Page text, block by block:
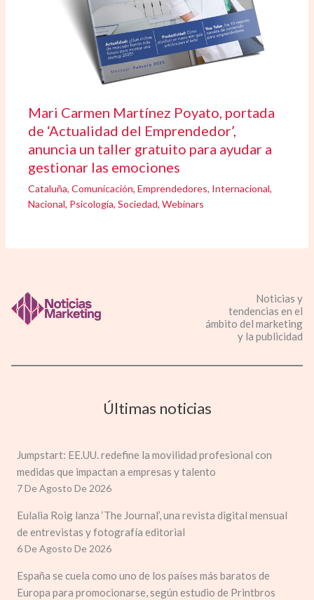
Mari Carmen Martínez Poyato, portada
de ‘Actualidad del Emprendedor’,
anuncia un taller gratuito para ayudar a
gestionar las emociones
Cataluña,Comunicación,Emprendedores, Internacional,
Nacional, Psicología,Sociedad,Webinars
Noticias y
tendencias en el
ámbito del marketing
y la publicidad
Últimas noticias
Jumpstart: EE.UU. redefine la movilidad profesional con
medidas que impactan a empresas y talento
7 De Agosto De 2026
Eulalia Roig lanza ‘The Journal’, una revista digital mensual
de entrevistas y fotografía editorial
6 De Agosto De 2026
España se cuela como uno de los países más baratos de
Europa para promocionarse, según estudio de Printbros